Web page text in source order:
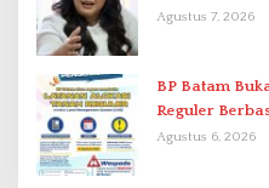
Kefarmasian
Agustus 7, 2026
BP Batam
Reguler
Agustus 6, 2026